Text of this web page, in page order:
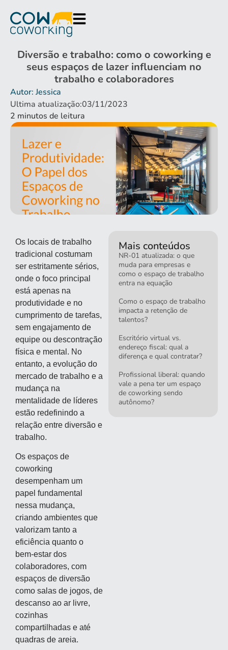
Diversão e trabalho: como o coworking e
seus espaços de lazer influenciam no
trabalho e colaboradores
Autor: Jessica
Ultima atualização:03/11/2023
2 minutos de leitura
Os locais de trabalho
tradicional costumam
ser estritamente sérios,
onde o foco principal
está apenas na
produtividade e no
cumprimento de tarefas,
sem engajamento de
equipe ou descontração
física e mental. No
entanto, a evolução do
mercado de trabalho e a
mudança na
mentalidade de líderes
estão redefinindo a
relação entre diversão e
trabalho.
Os espaços de
coworking
desempenham um
papel fundamental
nessa mudança,
criando ambientes que
valorizam tanto a
eficiência quanto o
bem-estar dos
colaboradores, com
espaços de diversão
como salas de jogos, de
descanso ao ar livre,
cozinhas
compartilhadas e até
quadras de areia.
Mais conteúdos
NR-01 atualizada: o que
muda para empresas e
como o espaço de trabalho
entra na equação
Como o espaço de trabalho
impacta a retenção de
talentos?
Escritório virtual vs.
endereço fiscal: qual a
diferença e qual contratar?
Profissional liberal: quando
vale a pena ter um espaço
de coworking sendo
autônomo?